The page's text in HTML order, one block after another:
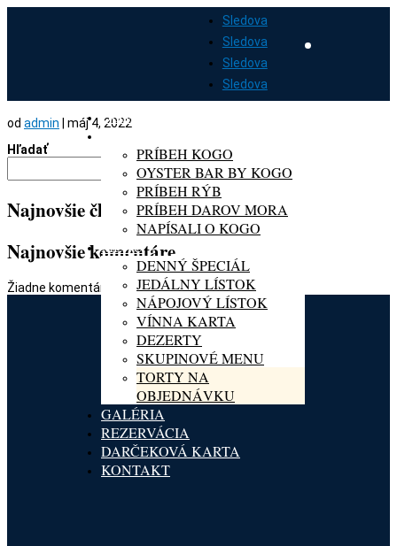
Sledova
Sledova
Sledova
Sledova
DOMOV
PRÍBEH KOGO
OYSTER BAR BY KOGO
PRÍBEH RÝB
PRÍBEH DAROV MORA
NAPÍSALI O KOGO
MENU
DENNÝ ŠPECIÁL
JEDÁLNY LÍSTOK
NÁPOJOVÝ LÍSTOK
VÍNNA KARTA
DEZERTY
SKUPINOVÉ MENU
TORTY NA
OBJEDNÁVKU
GALÉRIA
REZERVÁCIA
DARČEKOVÁ KARTA
KONTAKT
od admin
máj 4, 2022
Hľadať
Hľadať
Najnovšie články
Najnovšie komentáre
Žiadne komentáre na zobrazenie.